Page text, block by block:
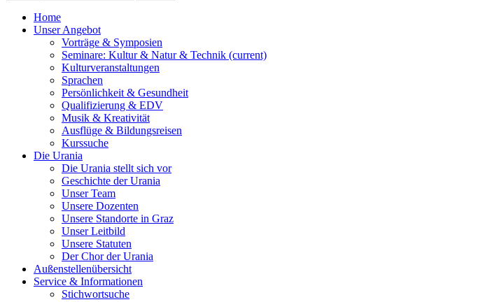
Home
Unser Angebot
Vorträge & Symposien
Seminare: Kultur & Natur & Technik (current)
Kulturveranstaltungen
Sprachen
Persönlichkeit & Gesundheit
Qualifizierung & EDV
Musik & Kreativität
Ausflüge & Bildungsreisen
Kurssuche
Die Urania
Die Urania stellt sich vor
Geschichte der Urania
Unser Team
Unsere Dozenten
Unsere Standorte in Graz
Unser Leitbild
Unsere Statuten
Der Chor der Urania
Außenstellenübersicht
Service & Informationen
Stichwortsuche